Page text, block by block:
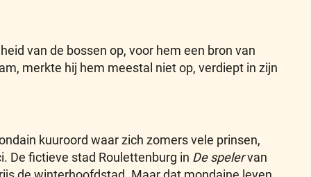
van de bossen op, voor hem een bron van
merkte hij hem meestal niet op, verdiept in zijn
kuuroord waar zich zomers vele prinsen,
De fictieve stad Roulettenburg in De spelervan